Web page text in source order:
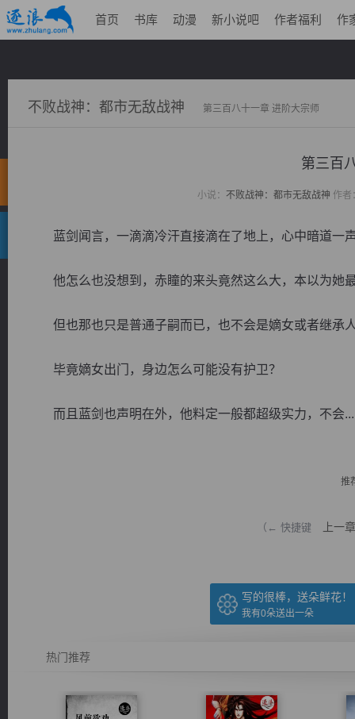
首页 书库 动漫 新小说吧 作者福利 作
不败战神：都市无敌战神 第三百八十一章 进阶大宗师
第三百
小说： 不败战神：都市无敌战神 作者
蓝剑闻言，一滴滴冷汗直接滴在了地上，心中暗道一
他怎么也没想到，赤瞳的来头竟然这么大，本以为她
但也那也只是普通子嗣而已，也不会是嫡女或者继承
毕竟嫡女出门，身边怎么可能没有护卫？
而且蓝剑也声明在外，他料定一般都超级实力，不会...
推
（← 快捷键 上一章
写的很棒，送朵鲜花！
我有0朵送出一朵
热门推荐